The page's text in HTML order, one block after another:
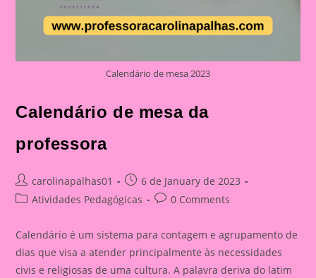
Calendário de mesa 2023
Calendário de mesa da
professora
Post
author:
carolinapalhas01
Post
published:
6 de January de 2023
PostAtividades Pedagógicas
Post0 Comments
Calendário é um sistema para contagem e agrupamento de
dias que visa a atender principalmente às necessidades
civis e religiosas de uma cultura. A palavra deriva do latim